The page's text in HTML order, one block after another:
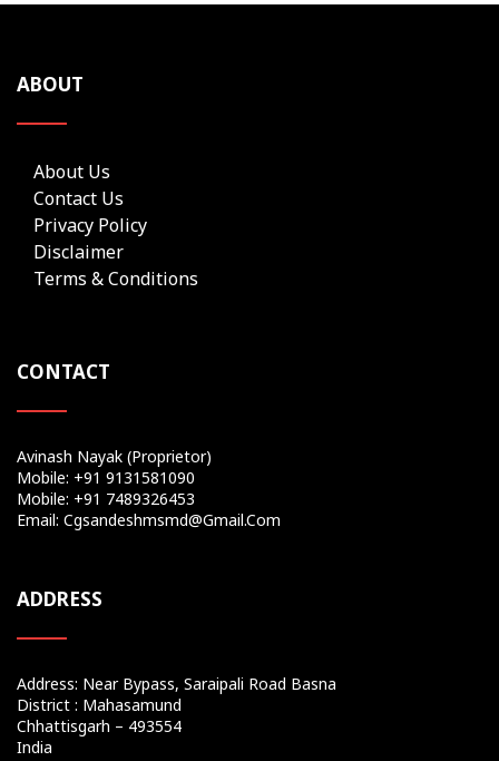
ABOUT
About Us
Contact Us
Privacy Policy
Disclaimer
Terms & Conditions
CONTACT
Avinash Nayak (Proprietor)
Mobile: +91 9131581090
Mobile: +91 7489326453
Email: Cgsandeshmsmd@gmail.com
ADDRESS
Address: Near Bypass, Saraipali Road Basna
District : Mahasamund
Chhattisgarh – 493554
India